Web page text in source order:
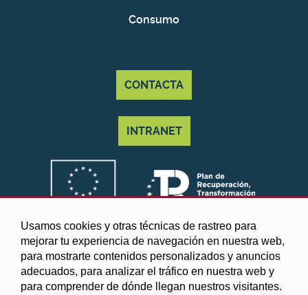
Usamos cookies y otras técnicas de rastreo para
mejorar tu experiencia de navegación en nuestra web,
para mostrarte contenidos personalizados y anuncios
adecuados, para analizar el tráfico en nuestra web y
para comprender de dónde llegan nuestros visitantes.
Consumo
CONTACTA
INTRANET